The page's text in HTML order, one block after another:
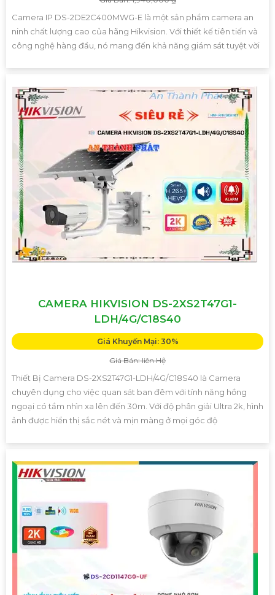
Camera IP DS-2DE2C400MWG-E là một sản phẩm camera an
ninh chất lượng cao của hãng Hikvision. Với thiết kế tiên tiến và
công nghệ hàng đầu, nó mang đến khả năng giám sát tuyệt vời
CAMERA HIKVISION DS-2XS2T47G1-
LDH/4G/C18S40
Giá Khuyến Mại: 30%
Giá Bán: liên Hệ
Thiết Bị Camera DS-2XS2T47G1-LDH/4G/C18S40 là Camera
chuyên dụng cho việc quan sát ban đêm với tính năng hồng
ngoại có tầm nhìn xa lên đến 30m. Với độ phân giải Ultra 2k, hình
ảnh được hiển thị sắc nét và mịn màng ở mọi góc độ